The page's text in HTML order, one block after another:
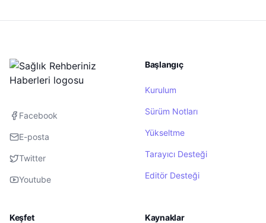
Facebook
E-posta
Twitter
Youtube
Başlangıç
Kurulum
Sürüm Notları
Yükseltme
Tarayıcı Desteği
Editör Desteği
Keşfet Kaynaklar